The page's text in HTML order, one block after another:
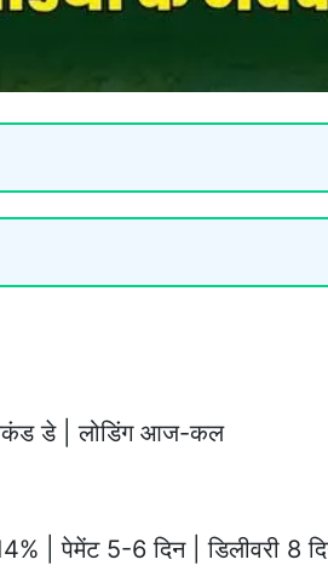
सेकंड डे | लोडिंग आज-कल
| पेमेंट 5-6 दिन | डिलीवरी 8